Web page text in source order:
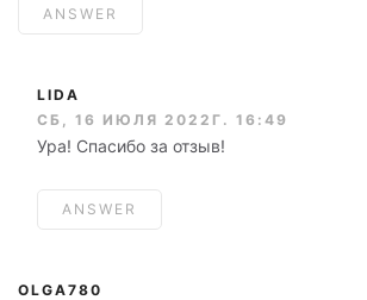
ANSWER
LIDA
СБ, 16 ИЮЛЯ 2022Г. 16:49
Ура! Спасибо за отзыв!
ANSWER
OLGA780